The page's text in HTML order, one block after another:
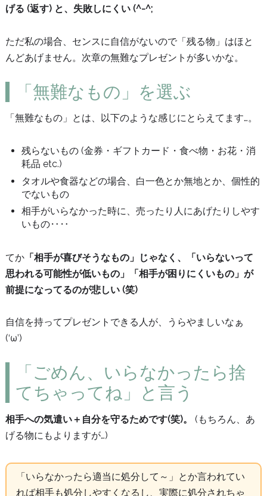
げる (返す) と、失敗しにくい (^-^;
ただ私の場合、センスに自信がないので「残る物」はほと
んどあげません。次章の無難なプレゼントが多いかな。
「無難なもの」を選ぶ
「無難なもの」とは、以下のような感じにとらえてます…。
残らないもの (金券・ギフトカード・食べ物・お花・消
耗品 etc.)
タオルや食器などの場合、白一色とか無地とか、個性的
でないもの
相手がいらなかった時に、売ったり人にあげたりしやす
いもの‥‥
てか「相手が喜びそうなもの」じゃなく、「いらないって
思われる可能性が低いもの」「相手が困りにくいもの」が
前提になってるのが悲しい (笑)
自信を持ってプレゼントできる人が、うらやましいなぁ
(‘ω’)
「ごめん、いらなかったら捨
てちゃってね」と言う
相手への気遣い＋自分を守るためです(笑)。
(もちろん、あ
げる物にもよりますが…)
「いらなかったら適当に処分して～」とか言われてい
れば相手も処分しやすくなるし、実際に処分されちゃ